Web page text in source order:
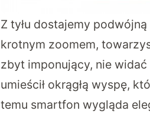
Z tyłu dostajemy
krotnym zoomem,
zbyt imponujący, nie
umieścił okrągłą wyspę,
temu smartfon wygląda